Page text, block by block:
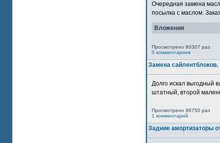
Очередная замена
посылка с маслом.
Вложения
Просмотрено 80307 раз
0 комментариев
Замена сайлентблоков.
Долго искал выгодный
штатный, второй
Просмотрено 86750 раз
1 комментарий
Задние амортизаторы